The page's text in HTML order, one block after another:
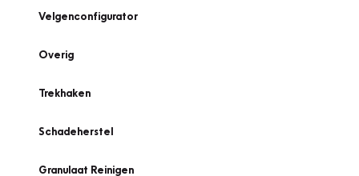
Velgenconfigurator
Overig
Trekhaken
Schadeherstel
Granulaat Reinigen